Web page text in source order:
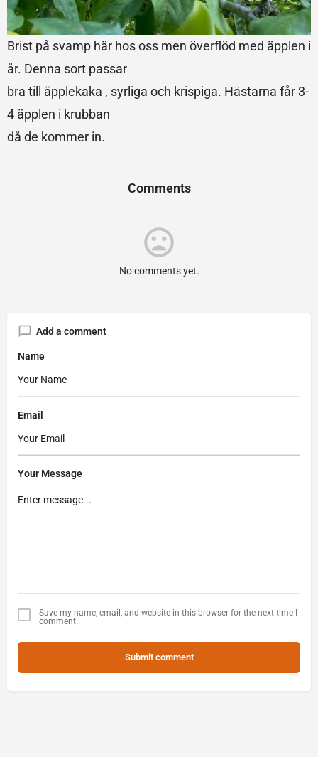
Brist på svamp här hos oss men överflöd med äpplen i
år. Denna sort passar
bra till äpplekaka , syrliga och krispiga. Hästarna får 3-
4 äpplen i krubban
då de kommer in.
Comments
No comments yet.
Add a comment
Name
Email
Your Message
Save my name, email, and website in this browser for the next time I
comment.
Submit comment